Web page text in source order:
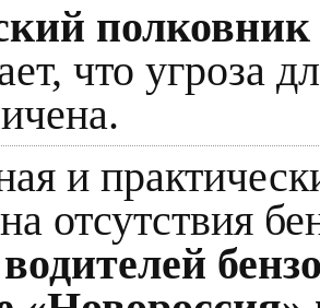
что угроза
и
отсутствия